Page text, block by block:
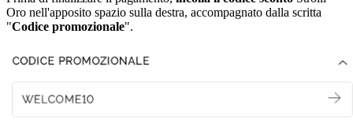
Oro nell'apposito spazio sulla destra, accompagnato dalla scritta
"Codice promozionale".